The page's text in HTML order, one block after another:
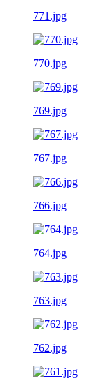
771.jpg
770.jpg
769.jpg
767.jpg
766.jpg
764.jpg
763.jpg
762.jpg